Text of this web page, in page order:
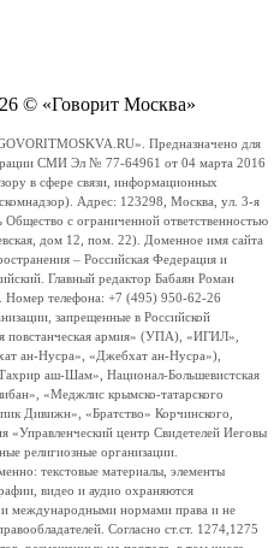
© «Говорит Москва»
Предназначено для
СМИ Эл № 77-64961 от 04 марта 2016
в сфере связи, информационных
Адрес: 123298, Москва, ул. 3-я
с ограниченной ответственностью
дом 12, пом. 22). Доменное имя сайта
– Российская Федерация и
Главный редактор Бабаян Роман
Номер телефона: +7 (495) 950-62-26
запрещенные в Российской
повстанческая армия» (УПА), «ИГИЛ»,
ан-Нусра», «Джебхат ан-Нусра»),
аш-Шам», Национал-Большевистская
«Меджлис крымско-татарского
Дивижн», «Братство» Корчинского,
«Управленческий центр Свидетелей Иеговы
религиозные организации.
текстовые материалы, элементы
видео и аудио охраняются
и международными нормами права и не
Согласно ст.ст. 1274,1275